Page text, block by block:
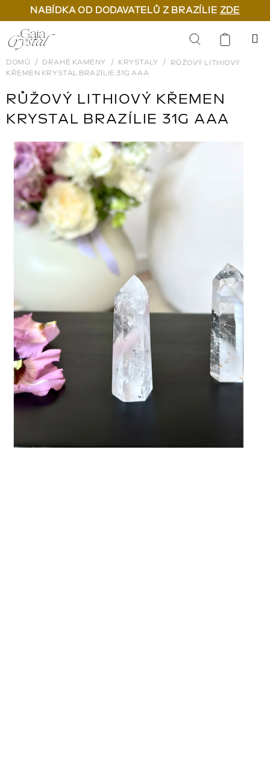
NABÍDKA OD DODAVATELŮ Z BRAZÍLIE ZDE
Přejít
na
obsah
Hledat
DOMŮ DRAHÉ KAMENY KRYSTALY
RŮŽOVÝ LITHIOVÝ
KŘEMEN KRYSTAL BRAZÍLIE 31G AAA
RŮŽOVÝ LITHIOVÝ KŘEMEN
KRYSTAL BRAZÍLIE 31G AAA